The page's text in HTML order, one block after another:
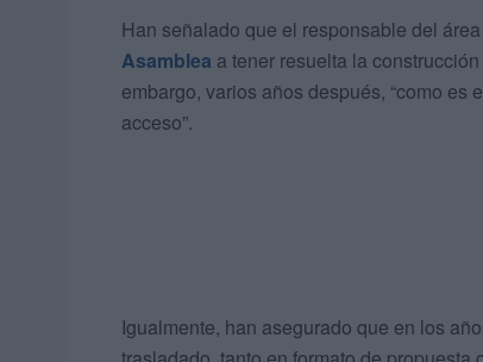
Han señalado que el responsable del
Asamblea a tener resuelta la
embargo, varios años después, “como
acceso”.
Igualmente, han asegurado que en los